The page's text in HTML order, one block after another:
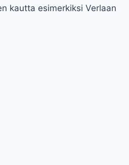
kautta esimerkiksi Verlaan